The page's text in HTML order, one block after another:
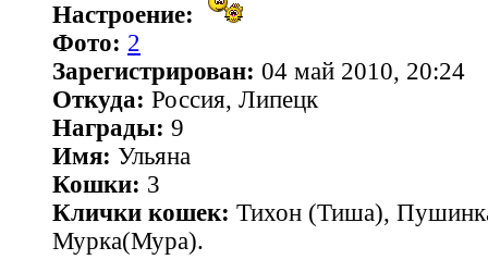
Настроение:
Фото: 2
Зарегистрирован: 04 май 2010, 20:24
Откуда: Россия, Липецк
Награды: 9
Имя: Ульяна
Кошки: 3
Клички кошек: Тихон (Тиша),
Мурка(Мура).